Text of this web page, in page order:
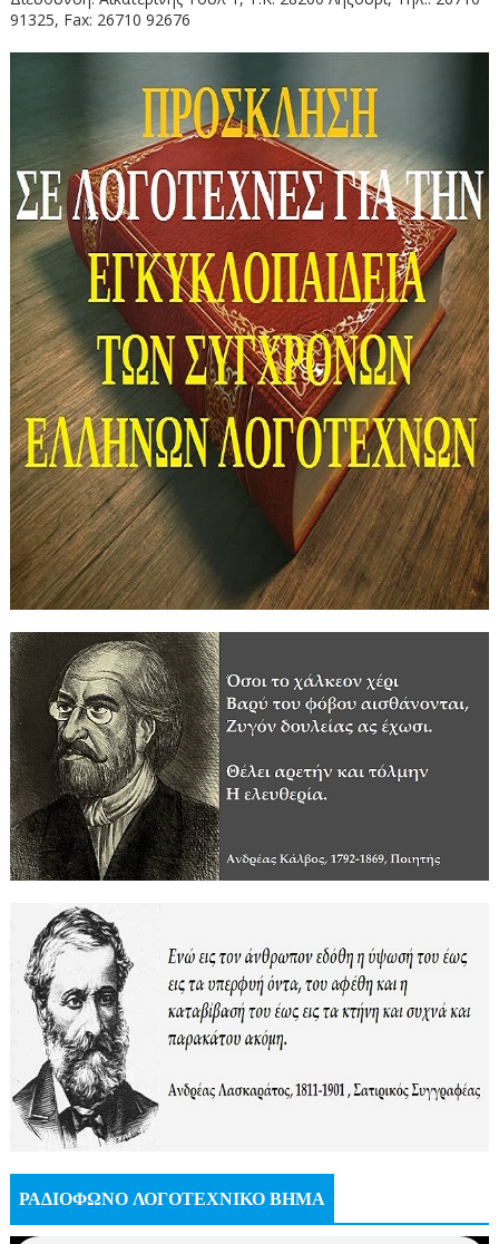
91325, Fax: 26710 92676
ΡΑΔΙΟΦΩΝΟ ΛΟΓΟΤΕΧΝΙΚΟ ΒΗΜΑ